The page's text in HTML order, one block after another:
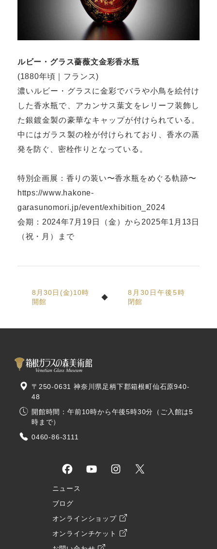
ルビー・グラス薔薇文金彩香水瓶
(1880年頃｜フランス)
濃いルビー・グラスに金彩でバラや小鳥を絵付け
した香水瓶で、アカンサス葉文をレリーフ装飾し
た銀鍍金製の豪華なキャップが付けられている。
中にはガラス製の栓が付けられており、香水の蒸
発を防ぐ、密栓作りとなっている。
特別企画展：香りの装い〜香水瓶をめぐる軌跡〜
https://www.hakone-
garasunomori.jp/event/exhibition_2024
会期：2024年7月19日（金）から2025年1月13日
（祝・月）まで
8月30日(金)10時
開館
8月30日午後5時
閉館
ニュース
ブログ
オンラインショップ
オンラインチケット
〒250-0631 神奈川県足柄下郡箱根町仙石原940-
48
開館時間：午前10時から午後5時30分（ご入館は5
時まで）
0460-86-3111